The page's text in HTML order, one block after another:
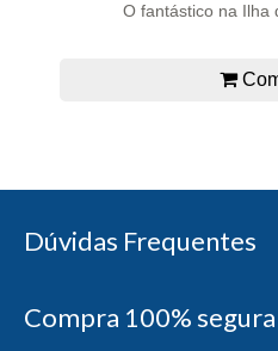
O fantástico na Ilha
Dúvidas Frequentes
Compra 100% segura